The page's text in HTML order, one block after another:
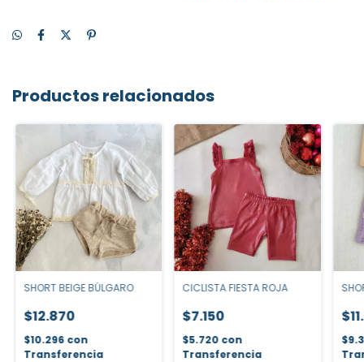
Productos relacionados
SHORT BEIGE BÚLGARO
$12.870
$10.296 con
Transferencia
CICLISTA FIESTA ROJA
$7.150
$5.720 con
Transferencia